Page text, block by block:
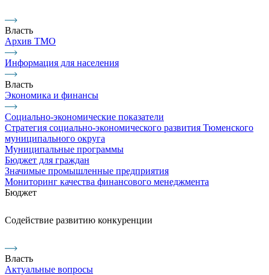
Власть
Архив ТМО
Информация для населения
Власть
Экономика и финансы
Социально-экономические показатели
Стратегия социально-экономического развития Тюменского
муниципального округа
Муниципальные программы
Бюджет для граждан
Значимые промышленные предприятия
Мониторинг качества финансового менеджмента
Бюджет
Содействие развитию конкуренции
Власть
Актуальные вопросы